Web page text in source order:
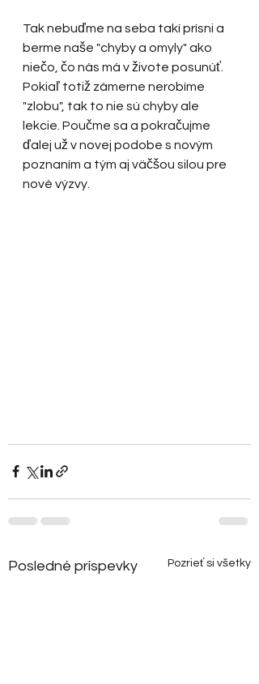
Tak nebuďme na seba takí prísni a
berme naše "chyby a omyly" ako
niečo, čo nás má v živote posunúť.
Pokiaľ totiž zámerne nerobíme
"zlobu", tak to nie sú chyby ale
lekcie. Poučme sa a pokračujme
ďalej už v novej podobe s novým
poznaním a tým aj väčšou silou pre
nové výzvy.
Posledné príspevky Pozrieť si všetky